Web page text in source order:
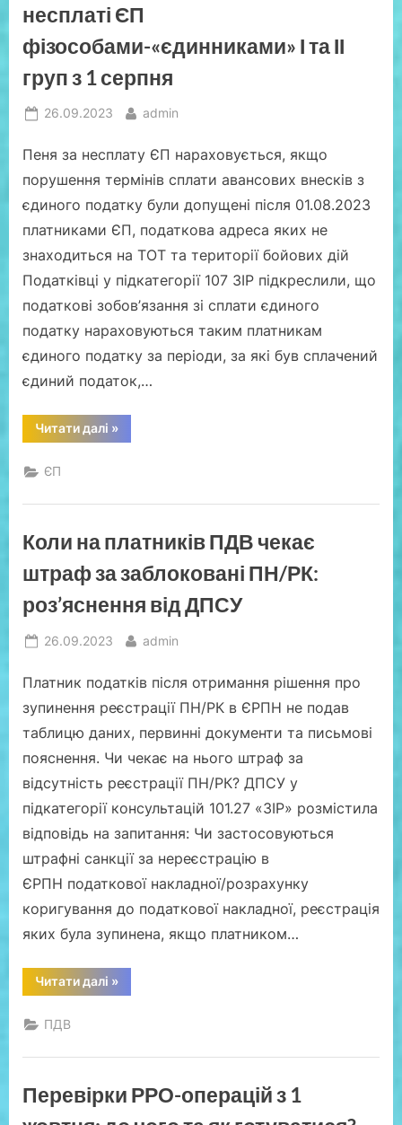
несплаті ЄП
фізособами-«єдинниками» І та ІІ
груп з 1 серпня
Posted
26.09.2023 By
admin
Пеня за несплату ЄП нараховується, якщо
порушення термінів сплати авансових внесків з
єдиного податку були допущені після 01.08.2023
платниками ЄП, податкова адреса яких не
знаходиться на ТОТ та території бойових дій
Податківці у підкатегорії 107 ЗІР підкреслили, що
податкові зобов’язання зі сплати єдиного
податку нараховуються таким платникам
єдиного податку за періоди, за які був сплачений
єдиний податок,…
Читати далі “Нюанси
нарахування
фізособами-«єдинниками»
ІІ
груп
з
1
»
ЄП
Коли на платників ПДВ чекає
штраф за заблоковані ПН/РК:
роз’яснення від ДПСУ
Posted
26.09.2023 By
admin
Платник податків після отримання рішення про
зупинення реєстрації ПН/РК в ЄРПН не подав
таблицю даних, первинні документи та письмові
пояснення. Чи чекає на нього штраф за
відсутність реєстрації ПН/РК? ДПСУ у
підкатегорії консультацій 101.27 «ЗІР» розмістила
відповідь на запитання: Чи застосовуються
штрафні санкції за нереєстрацію в
ЄРПН податкової накладної/розрахунку
коригування до податкової накладної, реєстрація
яких була зупинена, якщо платником…
Читати далі “Коли
на
за
РК:
роз’яснення
»
ПДВ
Перевірки РРО-операцій з 1